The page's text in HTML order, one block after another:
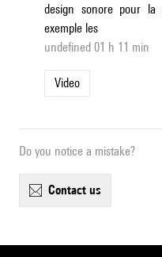
design sonore pour
exemple les
undefined 01 h 11 min
Video
Do you notice a mistake?
contact us